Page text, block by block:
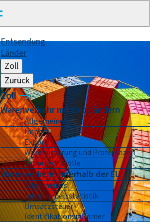
Entsendung
Länder
Zoll
Zurück
Zoll
Warenverkehr mit Drittländern
Allgemeines
Import
Export
Warenursprung und Präferenzen
Exportkontrolle
Warenverkehr innerhalb der EU
Allgemeines
Intrahandelsstatistik
Umsatzsteuer-
Identifikationsnummer